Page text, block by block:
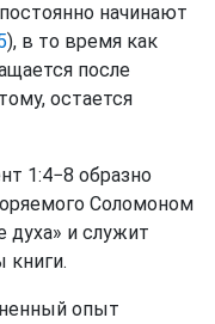
начинают
), в то время как
после
остается
1:4−8 образно
Соломоном
духа» и служит
книги.
опыт